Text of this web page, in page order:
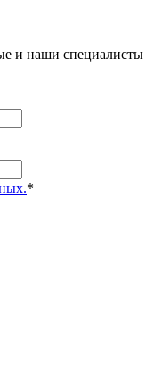
и наши
*